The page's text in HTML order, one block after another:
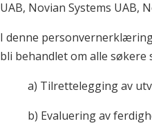
UAB, Novian Systems UAB,
I denne
bli behandlet om alle
a) Tilrettelegging av
b) Evaluering av